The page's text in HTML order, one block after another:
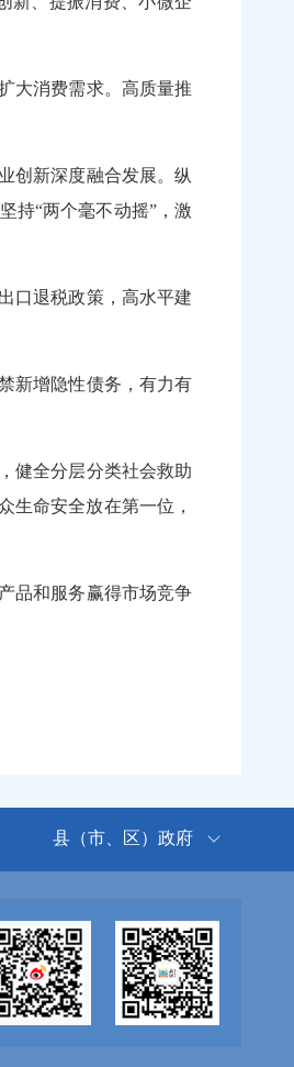
大消费需求。高质量推
创新深度融合发展。纵
持“两个毫不动摇”，激
口退税政策，高水平建
新增隐性债务，有力有
健全分层分类社会救助
生命安全放在第一位，
品和服务赢得市场竞争
县（市、区）政府